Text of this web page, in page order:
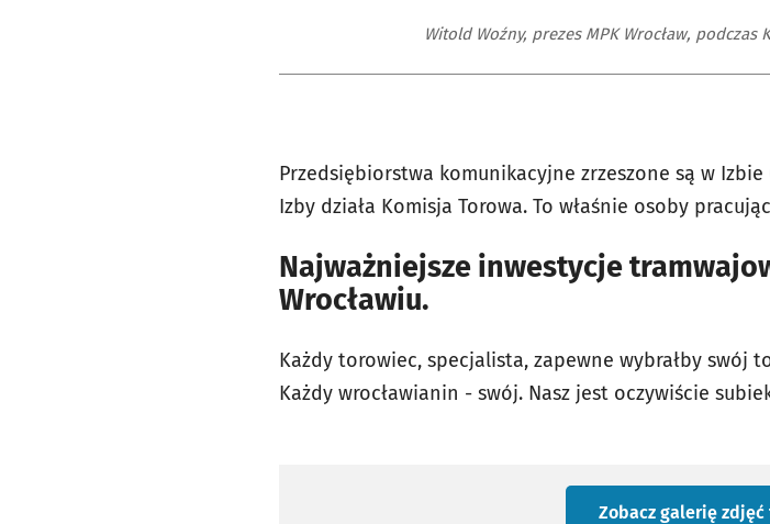
Witold Woźny, prezes MPK Wrocław, podczas
Przedsiębiorstwa komunikacyjne zrzeszone są w
Izby działa Komisja Torowa. To właśnie osoby
Najważniejsze inwestycje
Wrocławiu.
Każdy torowiec, specjalista, zapewne wybrałby swój
Każdy wrocławianin - swój. Nasz jest oczywiście
Zobacz galerię zdjęć